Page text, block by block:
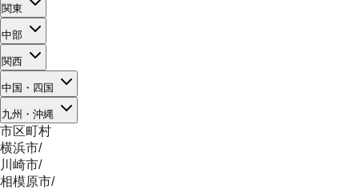
関東
中部
関西
中国・四国
九州・沖縄
市区町村
横浜市/
川崎市/
相模原市/